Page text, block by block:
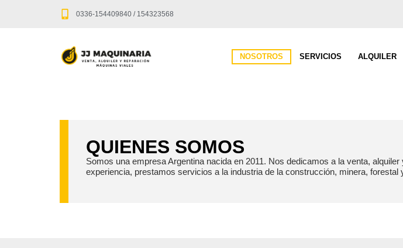
0336-154409840 / 154323568
NOSOTROS SERVICIOS ALQUILER
QUIENES SOMOS
Somos una empresa Argentina nacida en 2011. Nos dedicamos a la venta,
experiencia, prestamos servicios a la industria de la construcción, minera, forestal